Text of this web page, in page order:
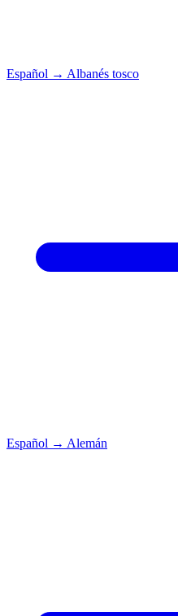
Español → Albanés tosco
Español → Alemán